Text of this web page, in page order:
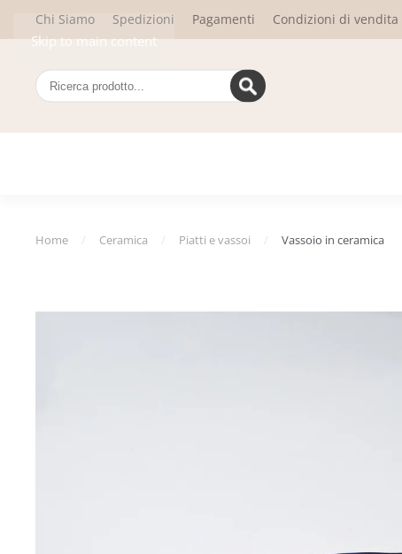
Skip to main content
Chi Siamo Spedizioni Pagamenti Condizioni di vendita
Home Ceramica Piatti e vassoi Vassoio in ceramica